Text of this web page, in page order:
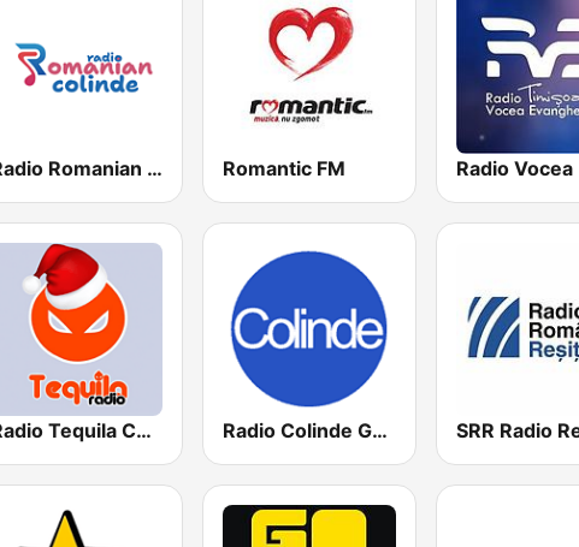
Radio Romanian Colinde Romantic FM
Radio Tequila Colinde Radio Colinde GMusic SRR Radio